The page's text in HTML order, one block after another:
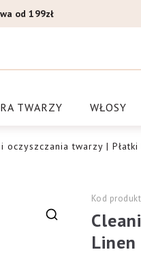
od 199zł
TWARZY WŁOSY
oczyszczania twarzy |
Kod